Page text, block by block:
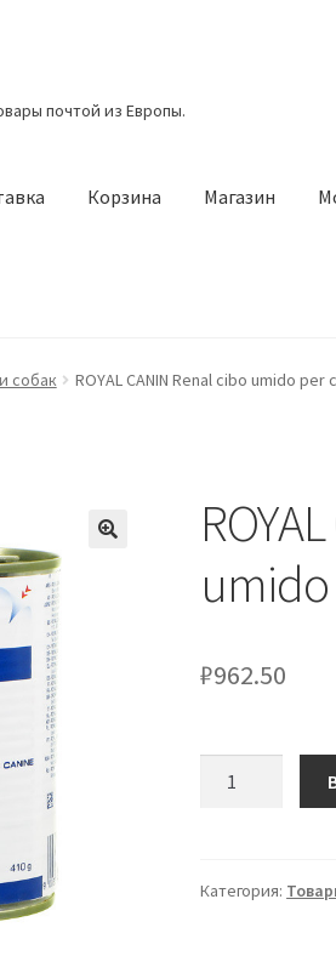
почтой из Европы.
Корзина Магазин
КорзинаМагазин Мой аккаунт
собак ROYAL CANIN Renal cibo umido per
umido
₽962.50
Renal
Категория: